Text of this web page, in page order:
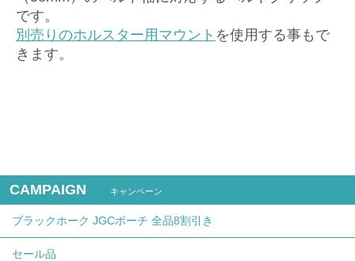
です。
別売りのホルスター用マウント を使用する事もで
きます。
CAMPAIGN キャンペーン
ブラックホーク JGCポーチ 全品8割引き
セール品